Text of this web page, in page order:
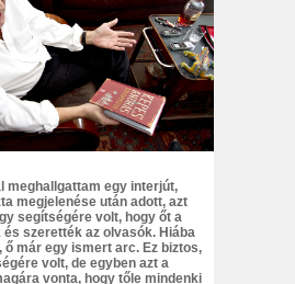
meghallgattam egy interjút,
megjelenése után adott, azt
segítségére volt, hogy őt a
szerették az olvasók. Hiába
már egy ismert arc. Ez biztos,
volt, de egyben azt a
vonta, hogy tőle mindenki